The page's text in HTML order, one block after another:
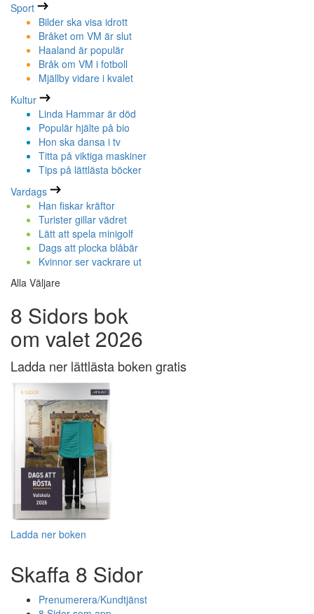
Sport
Bilder ska visa idrott
Bråket om VM är slut
Haaland är populär
Bråk om VM i fotboll
Mjällby vidare i kvalet
Kultur
Linda Hammar är död
Populär hjälte på bio
Hon ska dansa i tv
Titta på viktiga maskiner
Tips på lättlästa böcker
Vardags
Han fiskar kräftor
Turister gillar vädret
Lätt att spela minigolf
Dags att plocka blåbär
Kvinnor ser vackrare ut
Alla Väljare
8 Sidors bok
om valet 2026
Ladda ner lättlästa boken gratis
Ladda ner boken
Skaffa 8 Sidor
Prenumerera/Kundtjänst